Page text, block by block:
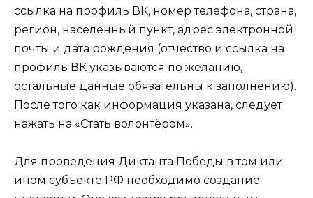
ссылка на профиль ВК, номер телефона, страна,
регион, населённый пункт, адрес электронной
почты и дата рождения (отчество и ссылка на
профиль ВК указываются по желанию,
остальные данные обязательны к заполнению).
После того как информация указана, следует
нажать на «Стать волонтёром».
Для проведения Диктанта Победы в том или
ином субъекте РФ необходимо создание